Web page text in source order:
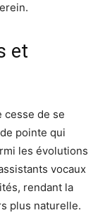
et
cesse de se
pointe qui
les évolutions
vocaux
rendant la
plus naturelle.